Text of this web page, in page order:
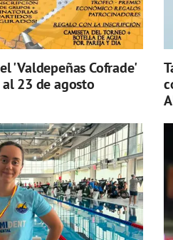
'Valdepeñas Cofrade'
23 de agosto